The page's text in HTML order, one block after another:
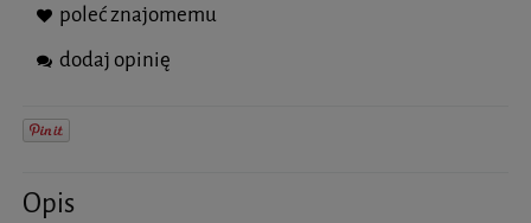
poleć znajomemu
dodaj opinię
Opis